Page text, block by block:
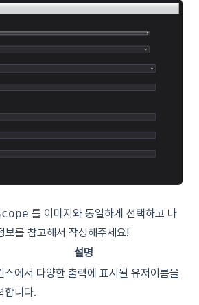
를 이미지와 동일하게 선택하고 나
보를 참고해서 작성해주세요!
설명
스에서 다양한 출력에 표시될 유저이름을
합니다.